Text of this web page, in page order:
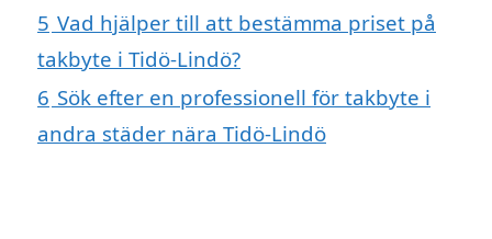
5 Vad hjälper till att bestämma priset på
takbyte i Tidö-Lindö?
6 Sök efter en professionell för takbyte i
andra städer nära Tidö-Lindö